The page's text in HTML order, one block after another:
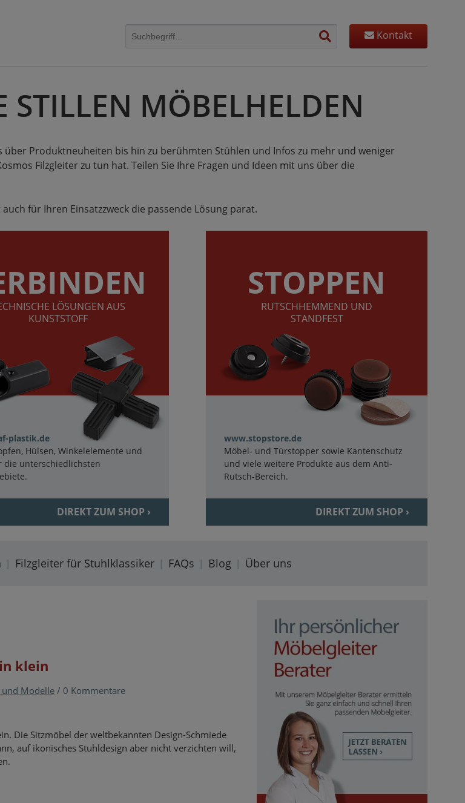
Kontakt
STILLEN MÖBELHELDEN
Produktneuheiten bis hin zu berühmten Stühlen und Infos zu mehr und weniger
Filzgleiter zu tun hat. Teilen Sie Ihre Fragen und Ideen mit uns über die
für Ihren Einsatzzweck die passende Lösung parat.
LÖSUNGEN AUS
KUNSTSTOFF
plastik.de
Hülsen, Winkelelemente und
die unterschiedlichsten
DIREKT ZUM SHOP ›
STOPPEN
RUTSCHHEMMEND UND
STANDFEST
www.stopstore.de
Möbel- und Türstopper sowie Kantenschutz
und viele weitere Produkte aus dem Anti-
Rutsch-Bereich.
DIREKT ZUM SHOP ›
Filzgleiter für Stuhlklassiker FAQs Blog Über uns
klein
Modelle/ 0 Kommentare
Die Sitzmöbel der weltbekannten Design-Schmiede
auf ikonisches Stuhldesign aber nicht verzichten will,